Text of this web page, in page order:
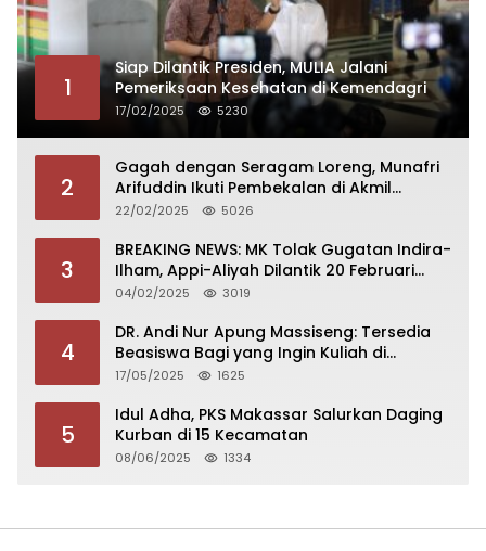
1
Siap Dilantik Presiden, MULIA Jalani
Pemeriksaan Kesehatan di Kemendagri
17/02/2025 5230
2
Gagah dengan Seragam Loreng, Munafri
Arifuddin Ikuti Pembekalan di Akmil
Magelang
22/02/2025 5026
3
BREAKING NEWS: MK Tolak Gugatan Indira-
Ilham, Appi-Aliyah Dilantik 20 Februari
2025
04/02/2025 3019
4
DR. Andi Nur Apung Massiseng: Tersedia
Beasiswa Bagi yang Ingin Kuliah di
Fakultas Perikanan UCM
17/05/2025 1625
5
Idul Adha, PKS Makassar Salurkan Daging
Kurban di 15 Kecamatan
08/06/2025 1334